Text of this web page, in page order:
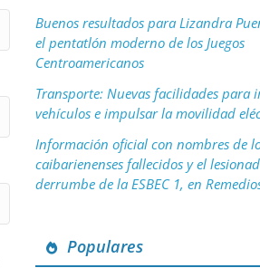
Buenos resultados para Lizandra
el pentatlón moderno de los Juegos
Centroamericanos
Transporte: Nuevas facilidades para
vehículos e impulsar la movilidad
Información oficial con nombres de
caibarienenses fallecidos y el
derrumbe de la ESBEC 1, en
Populares